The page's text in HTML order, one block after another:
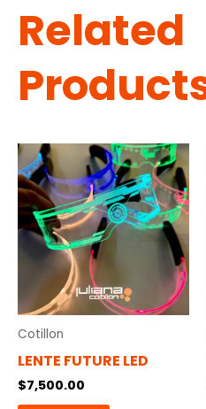
Related
Cotillon
LENTE FUTURE LED
$7,500.00